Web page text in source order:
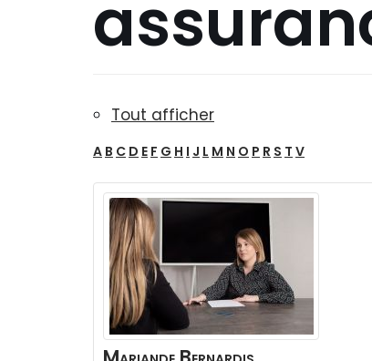
Tout afficher
A B C D E F G H I J L M N O P R S T V